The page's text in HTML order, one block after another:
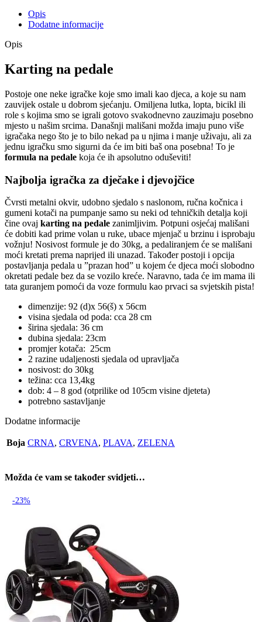
Opis
Dodatne informacije
Opis
Karting na pedale
Postoje one neke igračke koje smo imali kao djeca, a koje su nam
zauvijek ostale u dobrom sjećanju. Omiljena lutka, lopta, bicikl ili
role s kojima smo se igrali gotovo svakodnevno zauzimaju posebno
mjesto u našim srcima. Današnji mališani možda imaju puno više
igračaka nego što je to bilo nekad pa u njima i manje uživaju, ali za
jednu igračku smo sigurni da će im biti baš ona posebna! To je
formula na pedale koja će ih apsolutno oduševiti!
Najbolja igračka za dječake i djevojčice
Čvrsti metalni okvir, udobno sjedalo s naslonom, ručna kočnica i
gumeni kotači na pumpanje samo su neki od tehničkih detalja koji
čine ovaj karting na pedale zanimljivim. Potpuni osjećaj mališani
će dobiti kad prime volan u ruke, ubace mjenjač u brzinu i isprobaju
vožnju! Nosivost formule je do 30kg, a pedaliranjem će se mališani
moći kretati prema naprijed ili unazad. Također postoji i opcija
postavljanja pedala u ”prazan hod” u kojem će djeca moći slobodno
okretati pedale bez da se vozilo kreće. Naravno, tada će im mama ili
tata guranjem pomoći da voze formulu kao prvaci sa svjetskih pista!
dimenzije: 92 (d)x 56(š) x 56cm
visina sjedala od poda: cca 28 cm
širina sjedala: 36 cm
dubina sjedala: 23cm
promjer kotača: 25cm
2 razine udaljenosti sjedala od upravljača
nosivost: do 30kg
težina: cca 13,4kg
dob: 4 – 8 god (otprilike od 105cm visine djeteta)
potrebno sastavljanje
Dodatne informacije
Boja CRNA, CRVENA, PLAVA, ZELENA
Možda će vam se također svidjeti…
-23%